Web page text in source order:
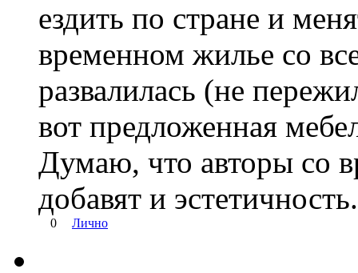
ездить по стране и
временном жилье со
развалилась (не
вот предложенная
Думаю, что авторы со
добавят и эстетичность.
0 Лично